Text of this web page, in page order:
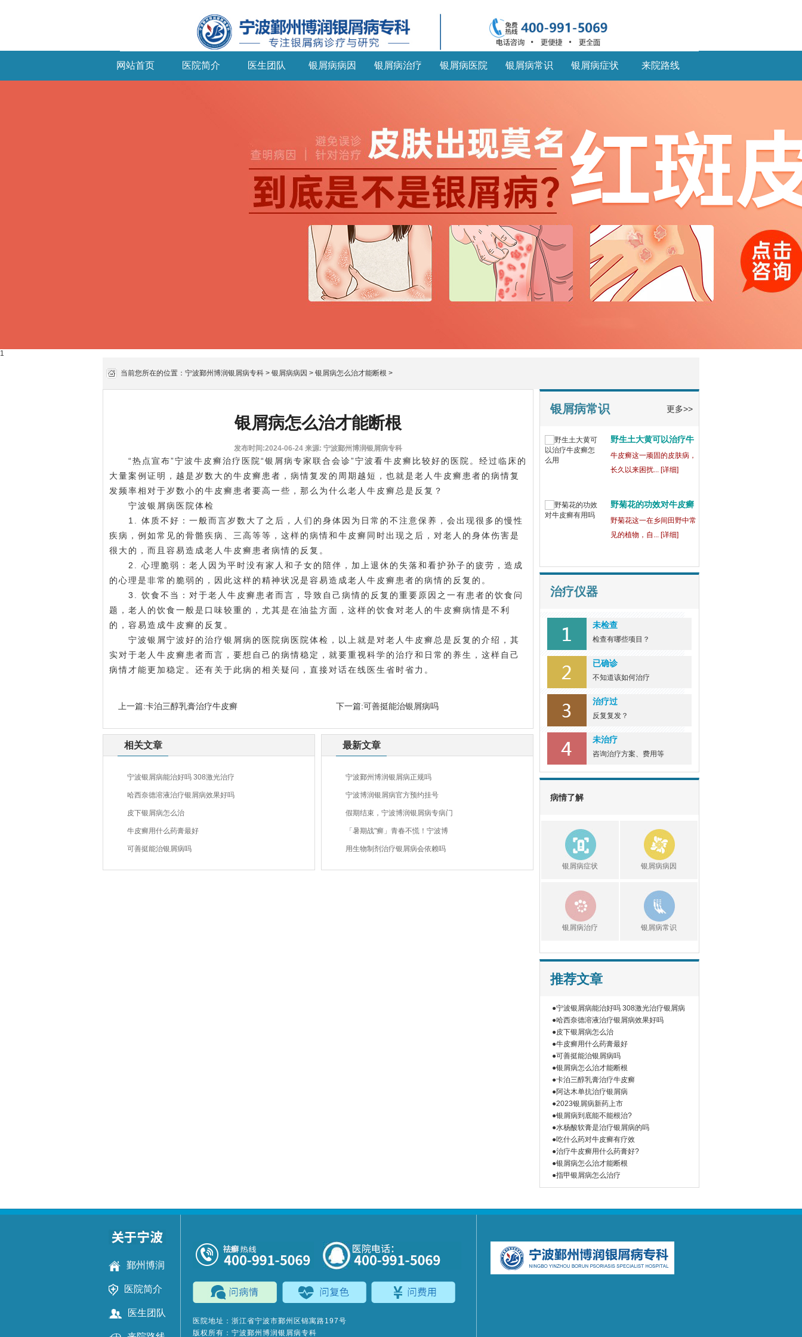
网站首页 医院简介 医生团队 银屑病病因 银屑病治疗 银屑病医院 银屑病常识 银屑病症状 来院路线
1
当前您所在的位置： 宁波鄞州博润银屑病专科 > 银屑病病因 > 银屑病怎么治才能断根 >
银屑病怎么治才能断根
发布时间:2024-06-24 来源: 宁波鄞州博润银屑病专科
“热点宣布”宁波牛皮癣治疗医院“银屑病专家联合会诊”宁波看牛皮癣比较好的医院。经过临床的
大量案例证明，越是岁数大的牛皮癣患者，病情复发的周期越短，也就是老人牛皮癣患者的病情复
发频率相对于岁数小的牛皮癣患者要高一些，那么为什么老人牛皮癣总是反复？
宁波银屑病医院体检
1. 体质不好：一般而言岁数大了之后，人们的身体因为日常的不注意保养，会出现很多的慢性
疾病，例如常见的骨骼疾病、三高等等，这样的病情和牛皮癣同时出现之后，对老人的身体伤害是
很大的，而且容易造成老人牛皮癣患者病情的反复。
2. 心理脆弱：老人因为平时没有家人和子女的陪伴，加上退休的失落和看护孙子的疲劳，造成
的心理是非常的脆弱的，因此这样的精神状况是容易造成老人牛皮癣患者的病情的反复的。
3. 饮食不当：对于老人牛皮癣患者而言，导致自己病情的反复的重要原因之一有患者的饮食问
题，老人的饮食一般是口味较重的，尤其是在油盐方面，这样的饮食对老人的牛皮癣病情是不利
的，容易造成牛皮癣的反复。
宁波银屑宁波好的治疗银屑病的医院病医院体检，以上就是对老人牛皮癣总是反复的介绍，其
实对于老人牛皮癣患者而言，要想自己的病情稳定，就要重视科学的治疗和日常的养生，这样自己
病情才能更加稳定。还有关于此病的相关疑问，直接对话在线医生省时省力。
上一篇:卡泊三醇乳膏治疗牛皮癣 下一篇:可善挺能治银屑病吗
相关文章
宁波银屑病能治好吗 308激光治疗
哈西奈德溶液治疗银屑病效果好吗
皮下银屑病怎么治
牛皮癣用什么药膏最好
可善挺能治银屑病吗
最新文章
宁波鄞州博润银屑病正规吗
宁波博润银屑病官方预约挂号
假期结束，宁波博润银屑病专病门
「暑期战"癣」青春不慌！宁波博
用生物制剂治疗银屑病会依赖吗
银屑病常识 更多>>
银屑病这一复杂的皮肤病，
常常让患者们... [详细]
野生土大黄可以治疗牛
牛皮癣这一顽固的皮肤病，
长久以来困扰... [详细]
野菊花的功效对牛皮癣
野菊花这一在乡间田野中常
见的植物，自... [详细]
治疗仪器
未检查
检查有哪些项目？
已确诊
不知道该如何治疗
治疗过
反复复发？
未治疗
咨询治疗方案、费用等
病情了解
银屑病症状 银屑病病因
银屑病治疗 银屑病常识
推荐文章
●宁波银屑病能治好吗 308激光治疗银屑病
●哈西奈德溶液治疗银屑病效果好吗
●皮下银屑病怎么治
●牛皮癣用什么药膏最好
●可善挺能治银屑病吗
●银屑病怎么治才能断根
●卡泊三醇乳膏治疗牛皮癣
●阿达木单抗治疗银屑病
●2023银屑病新药上市
●银屑病到底能不能根治?
●水杨酸软膏是治疗银屑病的吗
●吃什么药对牛皮癣有疗效
●治疗牛皮癣用什么药膏好?
●银屑病怎么治才能断根
●指甲银屑病怎么治疗
鄞州博润
医院简介
医生团队
医院地址：浙江省宁波市鄞州区锦寓路197号
版权所有：宁波鄞州博润银屑病专科